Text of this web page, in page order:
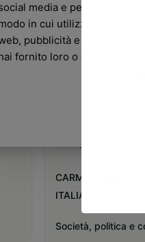
media e per
in cui utilizzi il nostro
pubblicità e social
fornito loro o che hanno
CARMELO BENE |
ITALIANO
Società, politica e